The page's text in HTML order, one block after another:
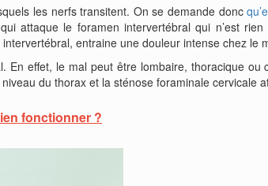
les nerfs transitent. On se demande donc
attaque le foramen intervertébral qui n’est
entraine une douleur intense chez le
effet, le mal peut être lombaire, thoracique
du thorax et la sténose foraminale cervicale
fonctionner ?